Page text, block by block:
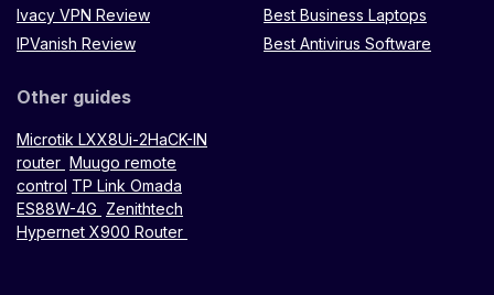
Ivacy VPN Review
IPVanish Review
Best Business Laptops
Best Antivirus Software
Other guides
Microtik LXX8Ui-2HaCK-IN
router Muugo remote
control TP Link Omada
ES88W-4G Zenithtech
Hypernet X900 Router